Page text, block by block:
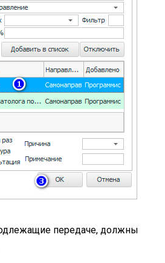
передаче, должны